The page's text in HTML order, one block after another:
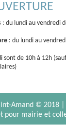
: du lundi au vendredi
: du lundi au
sont de 10h à 12h
Amand © 2018 |
pour mairie et